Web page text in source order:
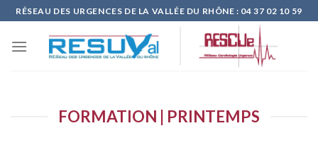
Skip
content
RÉSEAU DES URGENCES DE LA VALLÉE DU RHÔNE : 04 37 02 10 59
FORMATION | PRINTEMPS